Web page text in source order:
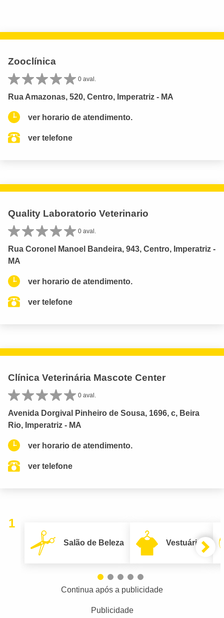
Zooclínica
0 aval.
Rua Amazonas, 520, Centro, Imperatriz - MA
ver horario de atendimento.
ver telefone
Quality Laboratorio Veterinario
0 aval.
Rua Coronel Manoel Bandeira, 943, Centro, Imperatriz -
MA
ver horario de atendimento.
ver telefone
Clínica Veterinária Mascote Center
0 aval.
Avenida Dorgival Pinheiro de Sousa, 1696, c, Beira
Rio, Imperatriz - MA
ver horario de atendimento.
ver telefone
1
Salão de Beleza Vestuário
Continua após a publicidade
Publicidade